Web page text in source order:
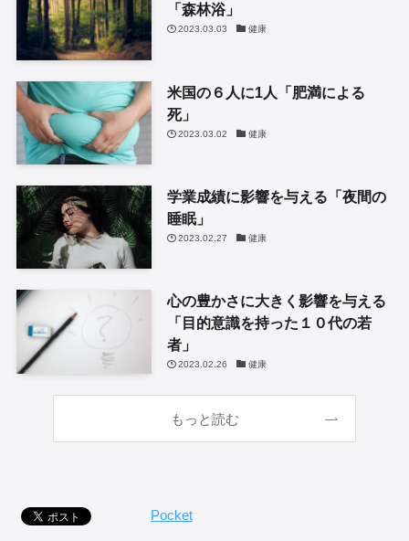
「森林浴」
2023.03.03 健康
米国の６人に1人「肥満による
死」
2023.03.02 健康
学業成績に影響を与える「夜間の
睡眠」
2023.02.27 健康
心の豊かさに大きく影響を与える
「目的意識を持った１０代の若
者」
2023.02.26 健康
もっと読む
Pocket